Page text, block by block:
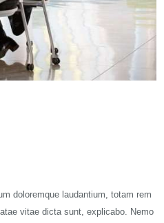
doloremque laudantium, totam rem
vitae dicta sunt, explicabo. Nemo